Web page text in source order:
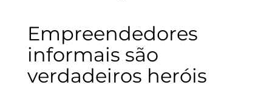
Empreendedores
informais são
verdadeiros heróis